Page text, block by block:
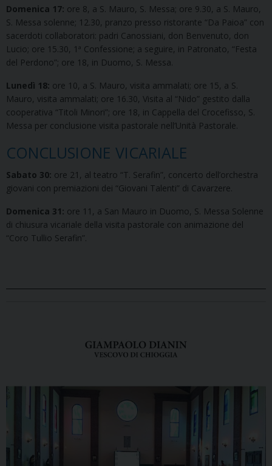
Domenica 17: ore 8, a S. Mauro, S. Messa; ore 9.30, a S. Mauro,
S. Messa solenne; 12.30, pranzo presso ristorante “Da Paioa” con
sacerdoti collaboratori: padri Canossiani, don Benvenuto, don
Lucio; ore 15.30, 1ª Confessione; a seguire, in Patronato, “Festa
del Perdono”; ore 18, in Duomo, S. Messa.
Lunedì 18: ore 10, a S. Mauro, visita ammalati; ore 15, a S.
Mauro, visita ammalati; ore 16.30, Visita al “Nido” gestito dalla
cooperativa “Titoli Minori”; ore 18, in Cappella del Crocefisso, S.
Messa per conclusione visita pastorale nell’Unità Pastorale.
CONCLUSIONE VICARIALE
Sabato 30: ore 21, al teatro “T. Serafin”, concerto dell’orchestra
giovani con premiazioni dei “Giovani Talenti” di Cavarzere.
Domenica 31: ore 11, a San Mauro in Duomo, S. Messa Solenne
di chiusura vicariale della visita pastorale con animazione del
“Coro Tullio Serafin”.